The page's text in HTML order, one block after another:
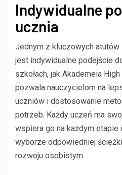
Indywidualne
ucznia
Jednym z kluczowych atutów
jest indywidualne podejście
szkołach, jak Akademeia
pozwala nauczycielom na
uczniów i dostosowanie
potrzeb. Każdy uczeń ma
wspiera go na każdym etapie
wyborze odpowiedniej
rozwoju osobistym.